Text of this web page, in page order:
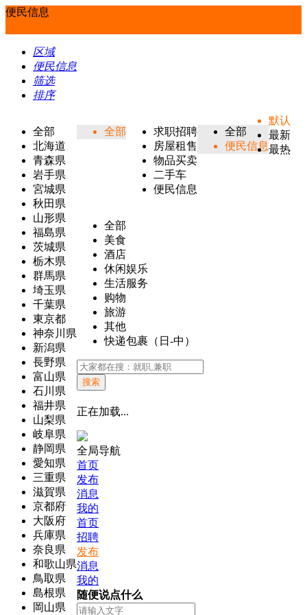
便民信息
区域
便民信息
筛选
排序
全部
北海道
青森県
岩手県
宮城県
秋田県
山形県
福島県
茨城県
栃木県
群馬県
埼玉県
千葉県
東京都
神奈川県
新潟県
長野県
富山県
石川県
福井県
山梨県
岐阜県
静岡県
愛知県
三重県
滋賀県
京都府
大阪府
兵庫県
奈良県
和歌山県
鳥取県
島根県
岡山県
全部
求职招聘
房屋租售
物品买卖
二手车
便民信息
全部
便民信息
全部
美食
酒店
休闲娱乐
生活服务
购物
旅游
其他
快递包裹（日-中）
默认
最新
最热
搜索
正在加载...
全局导航
首页
发布
消息
我的
首页
招聘
发布
消息
我的
随便说点什么